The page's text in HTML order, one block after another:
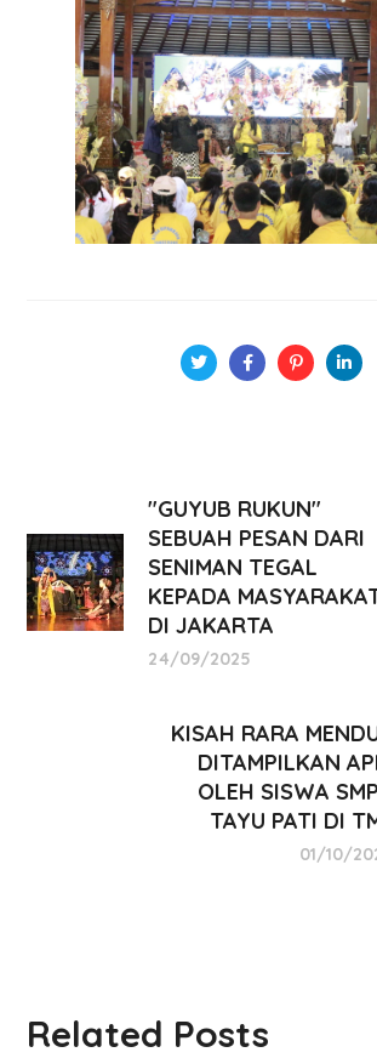
"GUYUB RUKUN"
SEBUAH PESAN DARI
SENIMAN TEGAL
KEPADA
DI JAKARTA
24/09/2025
KISAH RARA
DITAMPILKAN
OLEH SISWA
TAYU PATI DI
01/10/
Related Posts